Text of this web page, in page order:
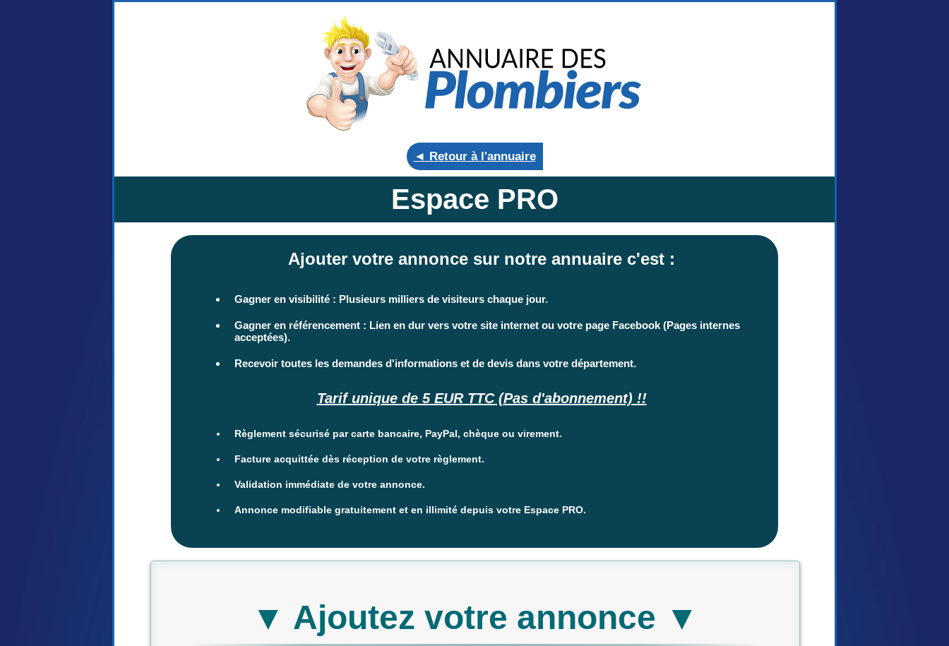
◄ Retour à l'annuaire
Espace PRO
Ajouter votre annonce sur notre annuaire c'est :
Gagner en visibilité : Plusieurs milliers de visiteurs chaque jour.
Gagner en référencement : Lien en dur vers votre site internet ou votre page Facebook (Pages internes
acceptées).
Recevoir toutes les demandes d'informations et de devis dans votre département.
Tarif unique de 5 EUR TTC (Pas d'abonnement) !!
Règlement sécurisé par carte bancaire, PayPal, chèque ou virement.
Facture acquittée dès réception de votre règlement.
Validation immédiate de votre annonce.
Annonce modifiable gratuitement et en illimité depuis votre Espace PRO.
▼ Ajoutez votre annonce ▼